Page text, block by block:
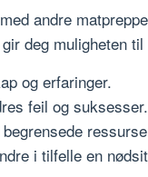
andre
deg muligheten til
og erfaringer.
feil og suksesser.
i tilfelle en